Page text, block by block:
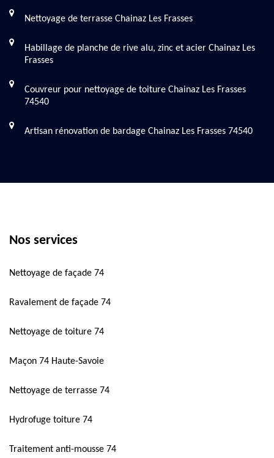
Nettoyage de terrasse Chainaz Les Frasses
Habillage de planche de rive alu, zinc et acier Chainaz Les
Frasses
Couvreur pour nettoyage de toiture Chainaz Les Frasses
74540
Artisan rénovation de bardage Chainaz Les Frasses 74540
Nos services
Nettoyage de façade 74
Ravalement de façade 74
Nettoyage de toiture 74
Maçon 74 Haute-Savoie
Nettoyage de terrasse 74
Hydrofuge toiture 74
Traitement anti-mousse 74